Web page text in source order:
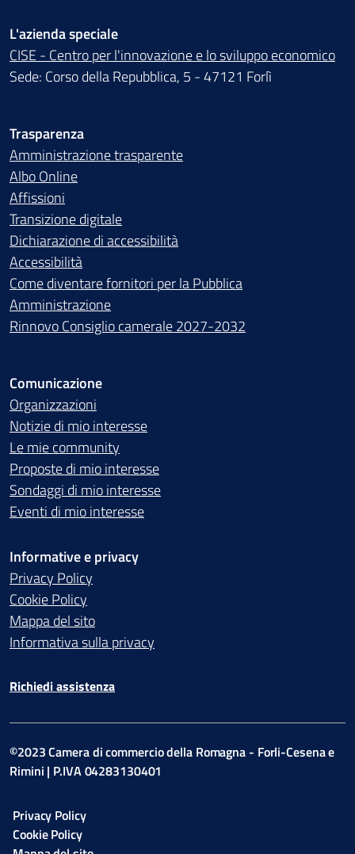
L'azienda speciale
CISE - Centro per l'innovazione e lo sviluppo economico
Sede: Corso della Repubblica, 5 - 47121 Forlì
Trasparenza
Amministrazione trasparente
Albo Online
Affissioni
Transizione digitale
Dichiarazione di accessibilità
Accessibilità
Come diventare fornitori per la Pubblica
Amministrazione
Rinnovo Consiglio camerale 2027-2032
Comunicazione
Organizzazioni
Notizie di mio interesse
Le mie community
Proposte di mio interesse
Sondaggi di mio interesse
Eventi di mio interesse
Informative e privacy
Privacy Policy
Cookie Policy
Mappa del sito
Informativa sulla privacy
Richiedi assistenza
©2023 Camera di commercio della Romagna - Forli-Cesena e
Rimini | P.IVA 04283130401
Privacy Policy
Cookie Policy